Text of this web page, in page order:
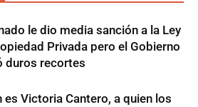
le dio media sanción a la Ley
Privada pero el Gobierno
duros recortes
es Victoria Cantero, a quien los